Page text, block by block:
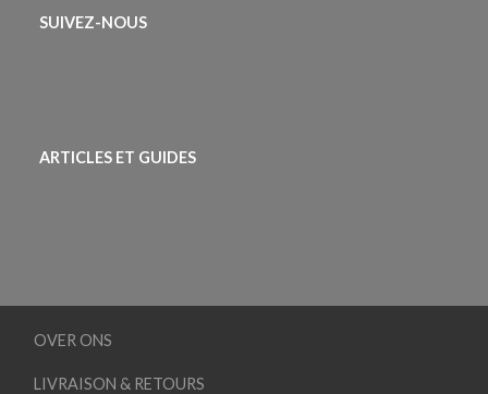
SUIVEZ-NOUS
ARTICLES ET GUIDES
OVER ONS
LIVRAISON & RETOURS